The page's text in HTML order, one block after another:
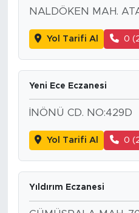
NALDÖKEN MAH.
Yol Tarifi Al 0
Yeni Ece Eczanesi
İNÖNÜ CD. NO:429D
Yol Tarifi Al 0
Yıldırım Eczanesi